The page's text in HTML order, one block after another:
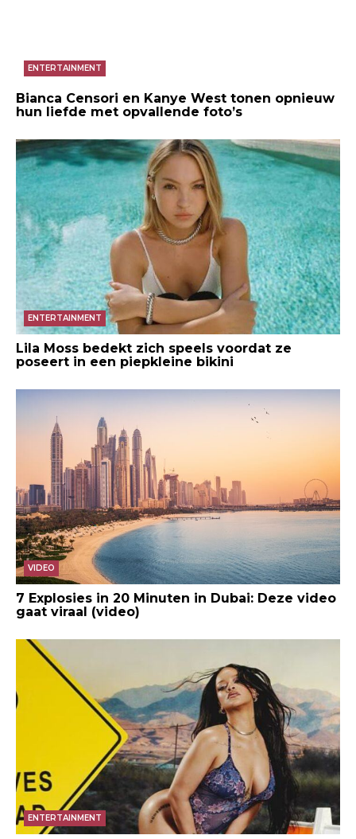
ENTERTAINMENT
Bianca Censori en Kanye West tonen opnieuw
hun liefde met opvallende foto’s
ENTERTAINMENT
Lila Moss bedekt zich speels voordat ze
poseert in een piepkleine bikini
VIDEO
7 Explosies in 20 Minuten in Dubai: Deze video
gaat viraal (video)
ENTERTAINMENT